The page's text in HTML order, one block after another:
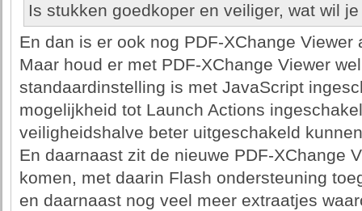
Is stukken goedkoper en veiliger, wat wil
En dan is er ook nog PDF-XChange Viewer
Maar houd er met PDF-XChange Viewer
standaardinstelling is met JavaScript
mogelijkheid tot Launch Actions
veiligheidshalve beter uitgeschakeld
En daarnaast zit de nieuwe PDF-XChange
komen, met daarin Flash ondersteuning
en daarnaast nog veel meer extraatjes